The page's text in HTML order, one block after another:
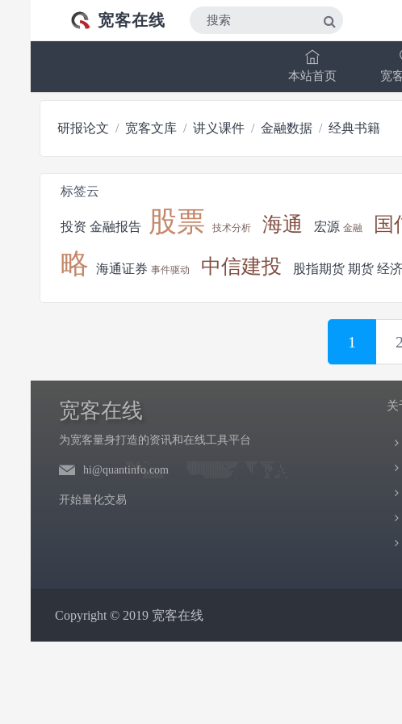
宽客在线
本站首页 宽
研报论文 宽客文库 讲义课件 金融数据 经典书籍
标签云
投资 金融报告 股票 技术分析 海通 宏源 金融 国
略 海通证券 事件驱动 中信建投 股指期货 期货 经济
1 2
宽客在线
为宽客量身打造的资讯和在线工具平台
hi@quantinfo.com
开始量化交易
关
Copyright © 2019 宽客在线